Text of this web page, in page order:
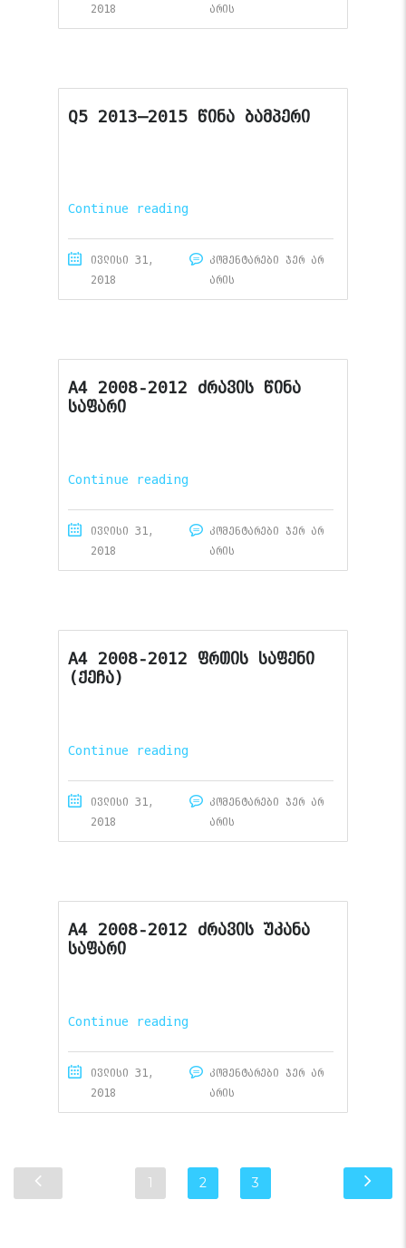
2018
არის
Q5 2013–2015 წინა ბამპერი
Continue reading
ივლისი 31,
2018
კომენტარები ჯერ არ
არის
A4 2008-2012 ძრავის წინა
საფარი
Continue reading
ივლისი 31,
2018
კომენტარები ჯერ არ
არის
A4 2008-2012 ფრთის საფენი
(ქეჩა)
Continue reading
ივლისი 31,
2018
კომენტარები ჯერ არ
არის
A4 2008-2012 ძრავის უკანა
საფარი
Continue reading
ივლისი 31,
2018
კომენტარები ჯერ არ
არის
1 2 3